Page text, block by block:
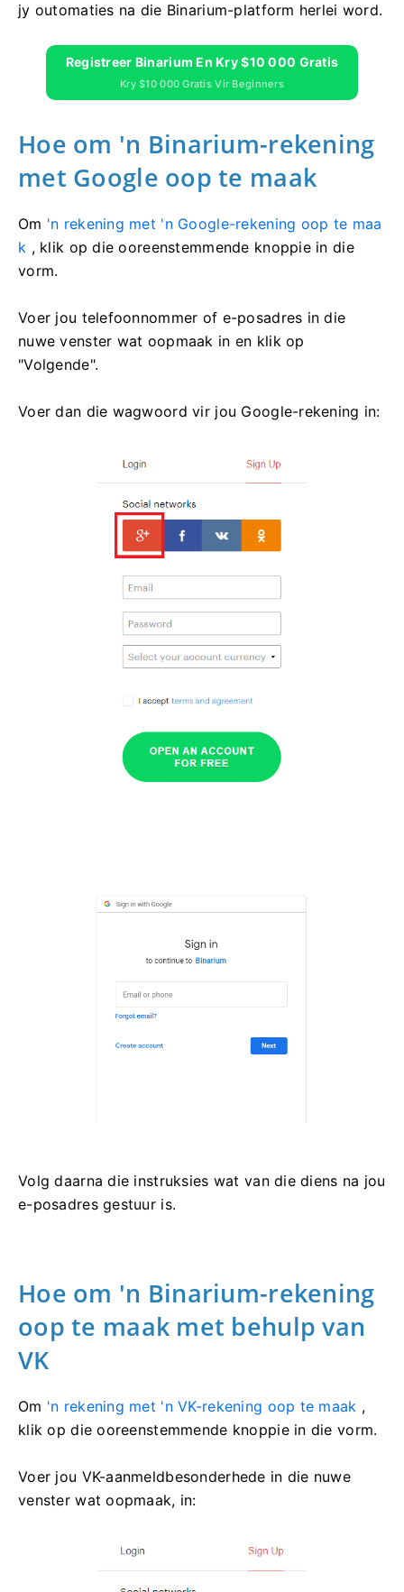
jy outomaties na die Binarium-platform herlei word.
Registreer Binarium En Kry $10 000 Gratis
Kry $10 000 Gratis Vir Beginners
Hoe om 'n Binarium-rekening
met Google oop te maak
Om 'n rekening met 'n Google-rekening oop te maa
k , klik op die ooreenstemmende knoppie in die
vorm.
Voer jou telefoonnommer of e-posadres in die
nuwe venster wat oopmaak in en klik op
"Volgende".
Voer dan die wagwoord vir jou Google-rekening in:
Volg daarna die instruksies wat van die diens na jou
e-posadres gestuur is.
Hoe om 'n Binarium-rekening
oop te maak met behulp van
VK
Om 'n rekening met 'n VK-rekening oop te maak ,
klik op die ooreenstemmende knoppie in die vorm.
Voer jou VK-aanmeldbesonderhede in die nuwe
venster wat oopmaak, in: